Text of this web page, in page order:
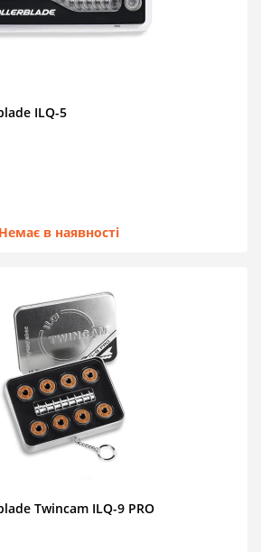
ILQ-5
Немає в наявності
Twincam ILQ-9 PRO